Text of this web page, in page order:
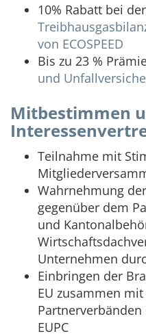
10% Rabatt bei
von ECOSPEED
Bis zu 23 %
und
Mitbestimmen
Teilnahme mit
Wahrnehmung
gegenüber dem
und
Unternehmen
Einbringen der
EU zusammen
Partnerverbänden
EUPC